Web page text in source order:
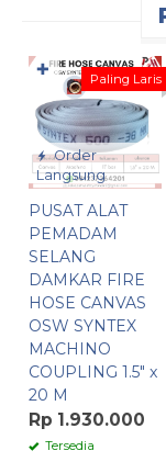
Order
Langsung
Paling Laris
PUSAT ALAT
PEMADAM
SELANG
DAMKAR FIRE
HOSE CANVAS
OSW SYNTEX
MACHINO
COUPLING 1.5″ x
20 M
Rp 1.930.000
Tersedia
✚